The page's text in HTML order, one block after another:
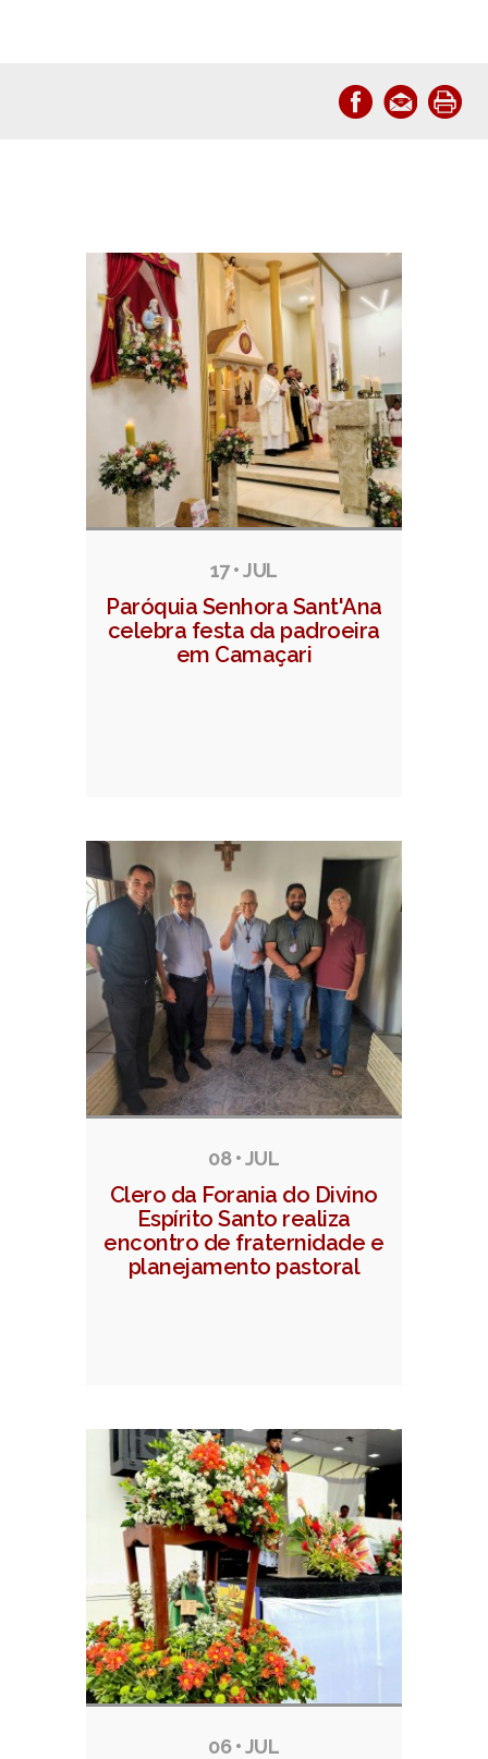
Notícias relacionadas
17 • JUL
Paróquia Senhora Sant'Ana
celebra festa da padroeira
em Camaçari
08 • JUL
Clero da Forania do Divino
Espírito Santo realiza
encontro de fraternidade e
planejamento pastoral
06 • JUL